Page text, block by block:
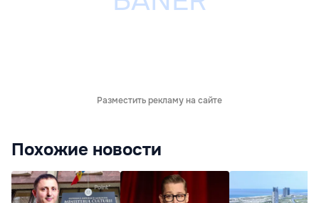
Разместить рекламу на сайте
Похожие новости